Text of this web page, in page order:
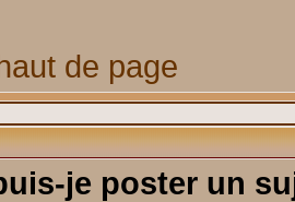
de page
je poster un